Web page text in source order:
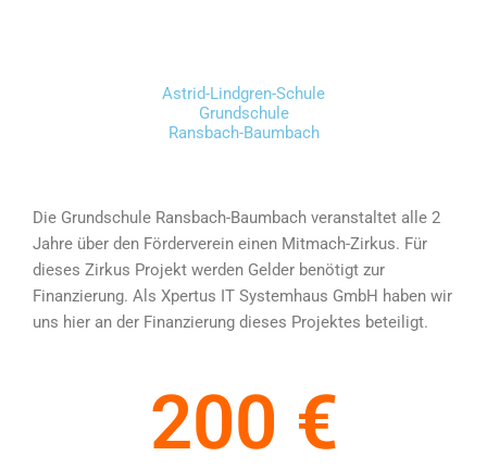
Astrid-Lindgren-Schule
Grundschule
Ransbach-Baumbach
Die Grundschule Ransbach-Baumbach veranstaltet alle 2
Jahre über den Förderverein einen Mitmach-Zirkus. Für
dieses Zirkus Projekt werden Gelder benötigt zur
Finanzierung. Als Xpertus IT Systemhaus GmbH haben wir
uns hier an der Finanzierung dieses Projektes beteiligt.
200 €